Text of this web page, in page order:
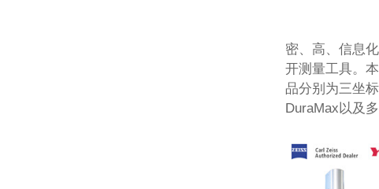
密、高、信息
开测量工具。
品分别为三坐
DuraMax以及